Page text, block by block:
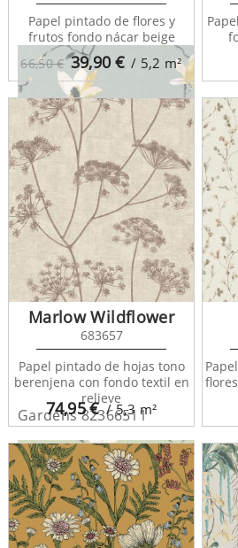
Gardens 82366122
Gardens 82366511
66,50 € 39,90€ / 5,2 m²
Papel pintado de flores y
frutos fondo nácar beige
74,95€ / 5,3 m²
Marlow Wildflower
683657
Papel pintado de hojas tono
berenjena con fondo textil en
relieve